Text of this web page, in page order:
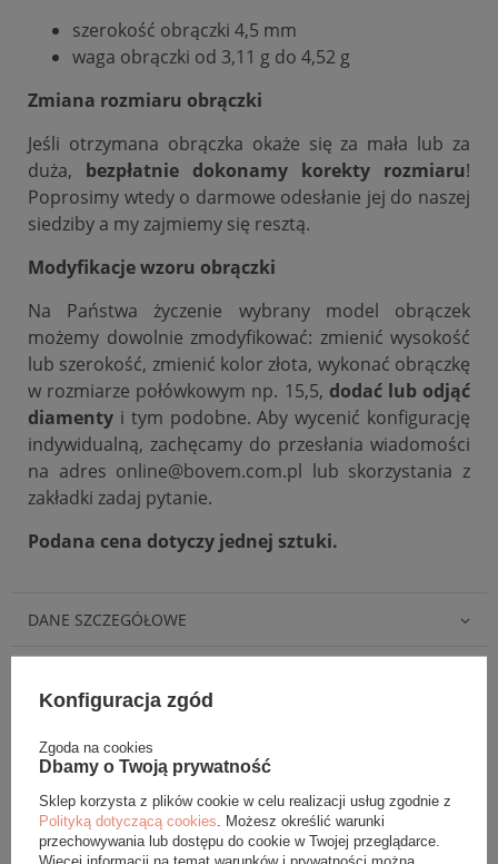
szerokość obrączki 4,5 mm
waga obrączki od 3,11 g do 4,52 g
Zmiana rozmiaru obrączki
Jeśli otrzymana obrączka okaże się za mała lub za
duża, bezpłatnie dokonamy korekty rozmiaru!
Poprosimy wtedy o darmowe odesłanie jej do naszej
siedziby a my zajmiemy się resztą.
Modyfikacje wzoru obrączki
Na Państwa życzenie wybrany model obrączek
możemy dowolnie zmodyfikować: zmienić wysokość
lub szerokość, zmienić kolor złota, wykonać obrączkę
w rozmiarze połówkowym np. 15,5, dodać lub odjąć
diamenty i tym podobne. Aby wycenić konfigurację
indywidualną, zachęcamy do przesłania wiadomości
na adres online@bovem.com.pl lub skorzystania z
zakładki zadaj pytanie.
Podana cena dotyczy jednej sztuki.
DANE SZCZEGÓŁOWE
ZADAJ PYTANIE
Konfiguracja zgód
Zgoda na cookies
Dbamy o Twoją prywatność
Sklep korzysta z plików cookie w celu realizacji usług zgodnie z
Polityką dotyczącą cookies . Możesz określić warunki
przechowywania lub dostępu do cookie w Twojej przeglądarce.